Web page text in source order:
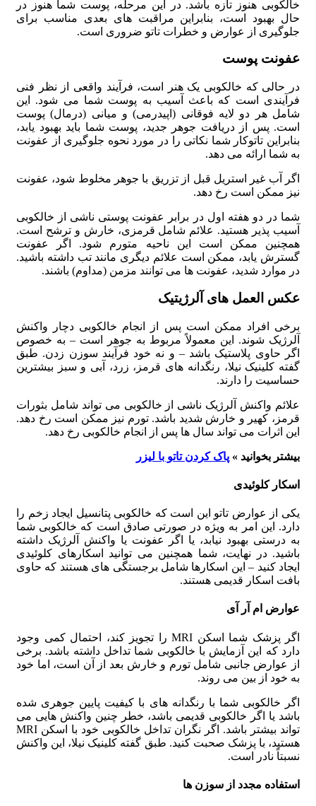
خالکوبی هنوز تازه باشد. در این مرحله، پوست شما هنوز در
حال بهبود است، بنابراین مراقبت های بعدی مناسب برای
جلوگیری از عوارض و خطرات تاتو ضروری است.
عفونت پوست
در حالی که خالکوبی یک هنر است، فرآیند واقعی از نظر فنی
فرآیندی است که باعث آسیب به پوست شما می شود. این
شامل هر دو لایه فوقانی (اپیدرمی) و میانی (درمال) پوست
است. پس از دریافت جوهر جدید، پوست شما باید بهبود یابد،
بنابراین تاتوکار شما نکاتی را در مورد نحوه جلوگیری از عفونت
به شما ارائه می دهد.
اگر آب غیر استریل قبل از تزریق با جوهر مخلوط شود، عفونت
نیز ممکن است رخ دهد.
شما در دو هفته اول در برابر عفونت پوستی ناشی از خالکوبی
آسیب پذیر هستید. علائم شامل قرمزی، خارش و ترشح است.
همچنین ممکن است این ناحیه متورم شود. اگر عفونت
گسترش یابد، ممکن است علائم دیگری مانند تب داشته باشید.
در موارد شدید، عفونت ها می توانند مزمن (مداوم) باشند.
عکس العمل های آلرژیتیک
برخی افراد ممکن است پس از انجام خالکوبی دچار واکنش
آلرژیک شوند. این معمولاً مربوط به جوهر است – به خصوص
اگر حاوی پلاستیک باشد – و نه خود فرآیند سوزن زدن. طبق
گفته کلینیک نیلا، رنگدانه های قرمز، زرد، آبی و سبز بیشترین
حساسیت را دارند.
علائم واکنش آلرژیک ناشی از خالکوبی می تواند شامل بثورات
قرمز، کهیر و خارش شدید باشد. تورم نیز ممکن است رخ دهد.
این اثرات می تواند سال ها پس از انجام خالکوبی رخ دهد.
بیشتر بخوانید » پاک کردن تاتو با لیزر
اسکار کلوئیدی
یکی از عوارض تاتو این است که خالکوبی پتانسیل ایجاد زخم را
دارد. این امر به ویژه در صورتی صادق است که خالکوبی شما
به درستی بهبود نیابد، یا اگر عفونت یا واکنش آلرژیک داشته
باشید. در نهایت، شما همچنین می توانید اسکارهای کلوئیدی
ایجاد کنید – این اسکارها شامل برجستگی های هستند که حاوی
بافت اسکار قدیمی هستند.
عوارض ام آر آی
اگر پزشک شما اسکن MRI را تجویز کند، احتمال کمی وجود
دارد که این آزمایش با خالکوبی شما تداخل داشته باشد. برخی
از عوارض جانبی شامل تورم و خارش بعد از آن است، اما خود
به خود از بین می روند.
اگر خالکوبی شما با رنگدانه های با کیفیت پایین جوهری شده
باشد یا اگر خالکوبی قدیمی باشد، خطر چنین واکنش هایی می
تواند بیشتر باشد. اگر نگران تداخل خالکوبی خود با اسکن MRI
هستید، با پزشک صحبت کنید. طبق گفته کلینیک نیلا، این واکنش
نسبتاً نادر است.
استفاده مجدد از سوزن ها